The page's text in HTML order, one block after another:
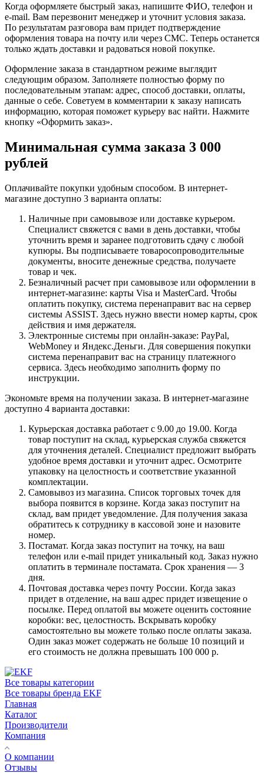
Когда оформляете быстрый заказ, напишите ФИО, телефон и
e-mail. Вам перезвонит менеджер и уточнит условия заказа.
По результатам разговора вам придет подтверждение
оформления товара на почту или через СМС. Теперь останется
только ждать доставки и радоваться новой покупке.
Оформление заказа в стандартном режиме выглядит
следующим образом. Заполняете полностью форму по
последовательным этапам: адрес, способ доставки, оплаты,
данные о себе. Советуем в комментарии к заказу написать
информацию, которая поможет курьеру вас найти. Нажмите
кнопку «Оформить заказ».
Минимальная сумма заказа 3 000
рублей
Оплачивайте покупки удобным способом. В интернет-
магазине доступно 3 варианта оплаты:
Наличные при самовывозе или доставке курьером.
Специалист свяжется с вами в день доставки, чтобы
уточнить время и заранее подготовить сдачу с любой
купюры. Вы подписываете товаросопроводительные
документы, вносите денежные средства, получаете
товар и чек.
Безналичный расчет при самовывозе или оформлении в
интернет-магазине: карты Visa и MasterCard. Чтобы
оплатить покупку, система перенаправит вас на сервер
системы ASSIST. Здесь нужно ввести номер карты, срок
действия и имя держателя.
Электронные системы при онлайн-заказе: PayPal,
WebMoney и Яндекс.Деньги. Для совершения покупки
система перенаправит вас на страницу платежного
сервиса. Здесь необходимо заполнить форму по
инструкции.
Экономьте время на получении заказа. В интернет-магазине
доступно 4 варианта доставки:
Курьерская доставка работает с 9.00 до 19.00. Когда
товар поступит на склад, курьерская служба свяжется
для уточнения деталей. Специалист предложит выбрать
удобное время доставки и уточнит адрес. Осмотрите
упаковку на целостность и соответствие указанной
комплектации.
Самовывоз из магазина. Список торговых точек для
выбора появится в корзине. Когда заказ поступит на
склад, вам придет уведомление. Для получения заказа
обратитесь к сотруднику в кассовой зоне и назовите
номер.
Постамат. Когда заказ поступит на точку, на ваш
телефон или e-mail придет уникальный код. Заказ нужно
оплатить в терминале постамата. Срок хранения — 3
дня.
Почтовая доставка через почту России. Когда заказ
придет в отделение, на ваш адрес придет извещение о
посылке. Перед оплатой вы можете оценить состояние
коробки: вес, целостность. Вскрывать коробку
самостоятельно вы можете только после оплаты заказа.
Один заказ может содержать не больше 10 позиций и
его стоимость не должна превышать 100 000 р.
Все товары категории
Все товары бренда EKF
Главная
Каталог
Производители
Компания
О компании
Отзывы